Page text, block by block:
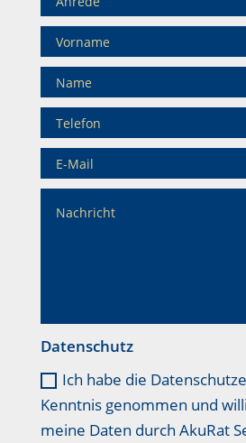
Datenschutz
Ich habe die
Kenntnis genommen und
meine Daten durch AkuRat